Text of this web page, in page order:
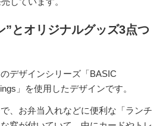
”とオリジナルグッズ3点つ
デザインシリーズ「BASIC
」を使用したデザインです。
、お弁当入れなどに便利な「ランチ